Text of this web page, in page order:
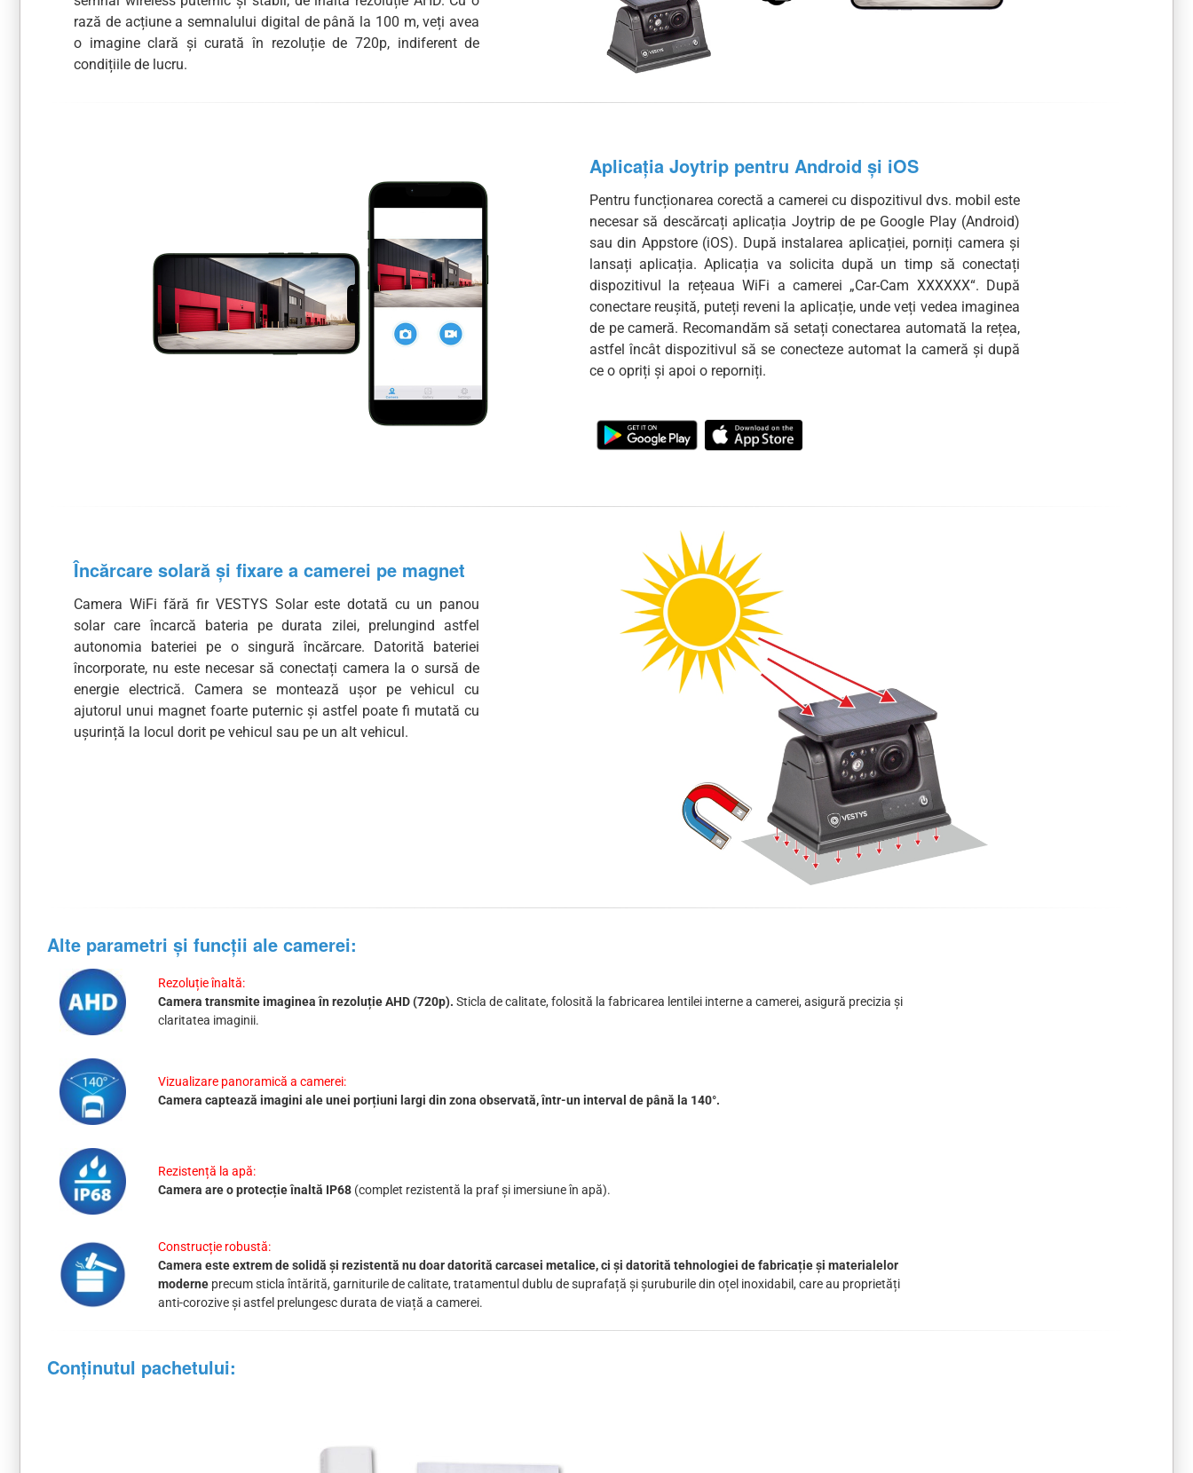
rază de acțiune a semnalului digital de până la 100 m, veți avea
o imagine clară și curată în rezoluție de 720p, indiferent de
condițiile de lucru.
Aplicația Joytrip pentru Android și iOS
Pentru funcționarea corectă a camerei cu dispozitivul dvs. mobil este
necesar să descărcați aplicația Joytrip de pe Google Play (Android)
sau din Appstore (iOS). După instalarea aplicației, porniți camera și
lansați aplicația. Aplicația va solicita după un timp să conectați
dispozitivul la rețeaua WiFi a camerei „Car-Cam XXXXXX“. După
conectare reușită, puteți reveni la aplicație, unde veți vedea imaginea
de pe cameră. Recomandăm să setați conectarea automată la rețea,
astfel încât dispozitivul să se conecteze automat la cameră și după
ce o opriți și apoi o reporniți.
Încărcare solară și fixare a camerei pe magnet
Camera WiFi fără fir VESTYS Solar este dotată cu un panou
solar care încarcă bateria pe durata zilei, prelungind astfel
autonomia bateriei pe o singură încărcare. Datorită bateriei
încorporate, nu este necesar să conectați camera la o sursă de
energie electrică. Camera se montează ușor pe vehicul cu
ajutorul unui magnet foarte puternic și astfel poate fi mutată cu
ușurință la locul dorit pe vehicul sau pe un alt vehicul.
Alte parametri și funcții ale camerei:
Rezoluție înaltă:
Camera transmite imaginea în rezoluție AHD (720p). Sticla de calitate, folosită la fabricarea lentilei interne a camerei, asigură precizia și
claritatea imaginii.
Vizualizare panoramică a camerei:
Camera captează imagini ale unei porțiuni largi din zona observată, într-un interval de până la 140°.
Rezistență la apă:
Camera are o protecție înaltă IP68 (complet rezistentă la praf și imersiune în apă).
Construcție robustă:
Camera este extrem de solidă și rezistentă nu doar datorită carcasei metalice, ci și datorită tehnologiei de fabricație și materialelor
moderneprecum sticla întărită, garniturile de calitate, tratamentul dublu de suprafață și șuruburile din oțel inoxidabil, care au proprietăți
anti-corozive și astfel prelungesc durata de viață a camerei.
Conținutul pachetului: